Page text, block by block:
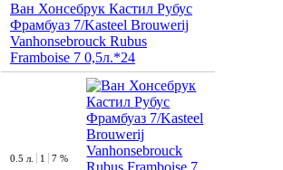
Ван Хонсебрук Кастил Рубус
Фрамбуаз 7/Kasteel Brouwerij
Vanhonsebrouck Rubus
Framboise 7 0,5л.*24
0.5 л. 1 7 %